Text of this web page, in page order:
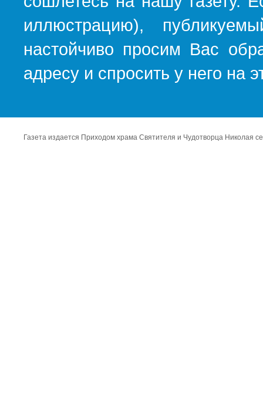
иллюстрацию),
настойчиво просим Вас
адресу и спросить у него на
Газета издается Приходом храма Святителя и Чудотворца Николая